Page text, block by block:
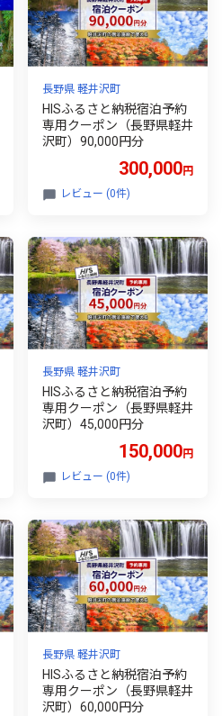
長野県 軽井沢町
HISふるさと納税宿泊予約
専用クーポン（長野県軽井
沢町）90,000円分
300,000円
レビュー (0件)
長野県 軽井沢町
HISふるさと納税宿泊予約
専用クーポン（長野県軽井
沢町）45,000円分
150,000円
レビュー (0件)
長野県 軽井沢町
HISふるさと納税宿泊予約
専用クーポン（長野県軽井
沢町）60,000円分